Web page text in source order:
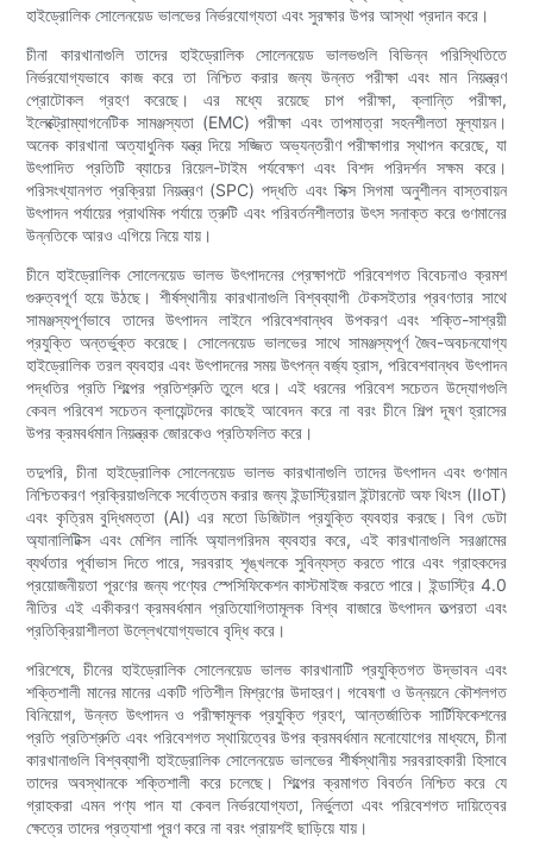
হাইড্রোলিক সোলেনয়েড ভালভের নির্ভরযোগ্যতা এবং সুরক্ষার উপর আস্থা প্রদান করে।
চীনা কারখানাগুলি তাদের হাইড্রোলিক সোলেনয়েড ভালভগুলি বিভিন্ন পরিস্থিতিতে
নির্ভরযোগ্যভাবে কাজ করে তা নিশ্চিত করার জন্য উন্নত পরীক্ষা এবং মান নিয়ন্ত্রণ
প্রোটোকল গ্রহণ করেছে। এর মধ্যে রয়েছে চাপ পরীক্ষা, ক্লান্তি পরীক্ষা,
ইলেক্ট্রোম্যাগনেটিক সামঞ্জস্যতা (EMC) পরীক্ষা এবং তাপমাত্রা সহনশীলতা মূল্যায়ন।
অনেক কারখানা অত্যাধুনিক যন্ত্র দিয়ে সজ্জিত অভ্যন্তরীণ পরীক্ষাগার স্থাপন করেছে, যা
উৎপাদিত প্রতিটি ব্যাচের রিয়েল-টাইম পর্যবেক্ষণ এবং বিশদ পরিদর্শন সক্ষম করে।
পরিসংখ্যানগত প্রক্রিয়া নিয়ন্ত্রণ (SPC) পদ্ধতি এবং সিক্স সিগমা অনুশীলন বাস্তবায়ন
উৎপাদন পর্যায়ের প্রাথমিক পর্যায়ে ত্রুটি এবং পরিবর্তনশীলতার উৎস সনাক্ত করে গুণমানের
উন্নতিকে আরও এগিয়ে নিয়ে যায়।
চীনে হাইড্রোলিক সোলেনয়েড ভালভ উৎপাদনের প্রেক্ষাপটে পরিবেশগত বিবেচনাও ক্রমশ
গুরুত্বপূর্ণ হয়ে উঠছে। শীর্ষস্থানীয় কারখানাগুলি বিশ্বব্যাপী টেকসইতার প্রবণতার সাথে
সামঞ্জস্যপূর্ণভাবে তাদের উৎপাদন লাইনে পরিবেশবান্ধব উপকরণ এবং শক্তি-সাশ্রয়ী
প্রযুক্তি অন্তর্ভুক্ত করেছে। সোলেনয়েড ভালভের সাথে সামঞ্জস্যপূর্ণ জৈব-অবচনযোগ্য
হাইড্রোলিক তরল ব্যবহার এবং উৎপাদনের সময় উৎপন্ন বর্জ্য হ্রাস, পরিবেশবান্ধব উৎপাদন
পদ্ধতির প্রতি শিল্পের প্রতিশ্রুতি তুলে ধরে। এই ধরনের পরিবেশ সচেতন উদ্যোগগুলি
কেবল পরিবেশ সচেতন ক্লায়েন্টদের কাছেই আবেদন করে না বরং চীনে শিল্প দূষণ হ্রাসের
উপর ক্রমবর্ধমান নিয়ন্ত্রক জোরকেও প্রতিফলিত করে।
তদুপরি, চীনা হাইড্রোলিক সোলেনয়েড ভালভ কারখানাগুলি তাদের উৎপাদন এবং গুণমান
নিশ্চিতকরণ প্রক্রিয়াগুলিকে সর্বোত্তম করার জন্য ইন্ডাস্ট্রিয়াল ইন্টারনেট অফ থিংস (IIoT)
এবং কৃত্রিম বুদ্ধিমত্তা (AI) এর মতো ডিজিটাল প্রযুক্তি ব্যবহার করছে। বিগ ডেটা
অ্যানালিটিক্স এবং মেশিন লার্নিং অ্যালগরিদম ব্যবহার করে, এই কারখানাগুলি সরঞ্জামের
ব্যর্থতার পূর্বাভাস দিতে পারে, সরবরাহ শৃঙ্খলকে সুবিন্যস্ত করতে পারে এবং গ্রাহকদের
প্রয়োজনীয়তা পূরণের জন্য পণ্যের স্পেসিফিকেশন কাস্টমাইজ করতে পারে। ইন্ডাস্ট্রি 4.0
নীতির এই একীকরণ ক্রমবর্ধমান প্রতিযোগিতামূলক বিশ্ব বাজারে উৎপাদন তত্পরতা এবং
প্রতিক্রিয়াশীলতা উল্লেখযোগ্যভাবে বৃদ্ধি করে।
পরিশেষে, চীনের হাইড্রোলিক সোলেনয়েড ভালভ কারখানাটি প্রযুক্তিগত উদ্ভাবন এবং
শক্তিশালী মানের মানের একটি গতিশীল মিশ্রণের উদাহরণ। গবেষণা ও উন্নয়নে কৌশলগত
বিনিয়োগ, উন্নত উৎপাদন ও পরীক্ষামূলক প্রযুক্তি গ্রহণ, আন্তর্জাতিক সার্টিফিকেশনের
প্রতি প্রতিশ্রুতি এবং পরিবেশগত স্থায়িত্বের উপর ক্রমবর্ধমান মনোযোগের মাধ্যমে, চীনা
কারখানাগুলি বিশ্বব্যাপী হাইড্রোলিক সোলেনয়েড ভালভের শীর্ষস্থানীয় সরবরাহকারী হিসাবে
তাদের অবস্থানকে শক্তিশালী করে চলেছে। শিল্পের ক্রমাগত বিবর্তন নিশ্চিত করে যে
গ্রাহকরা এমন পণ্য পান যা কেবল নির্ভরযোগ্যতা, নির্ভুলতা এবং পরিবেশগত দায়িত্বের
ক্ষেত্রে তাদের প্রত্যাশা পূরণ করে না বরং প্রায়শই ছাড়িয়ে যায়।